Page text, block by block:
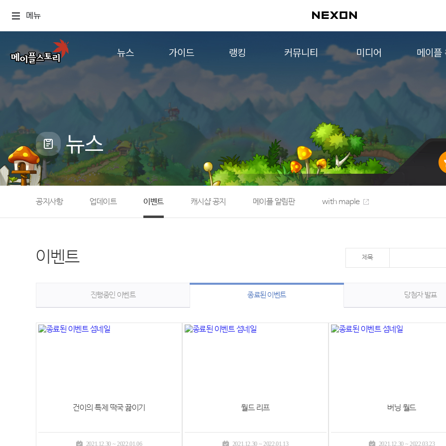
메뉴
뉴스
공지사항
업데이트
캐시샵 공지
메이플 알림판
with maple
가이드
게임정보
직업소개
확률형 아이템
NEXON NOW
랭킹
컨텐츠 랭킹
커뮤니티
자유게시판
메이플 아트
메이플스토리 파트너스
AI Style Finder
미니게임
커뮤니티 아카이브
미디어
영상
메이플
뉴스
공지사항 업데이트 이벤트 캐시샵 공지 메이플 알림판 with maple
이벤트 제목
진행중인 이벤트 종료된 이벤트 당첨자 발표
건이의 특제 떡국 끓이기
2021.12.30 ~ 2022.01.06
월드 리프
2021.12.30 ~ 2022.01.13
버닝 월드
2021.12.30 ~ 2022.03.23